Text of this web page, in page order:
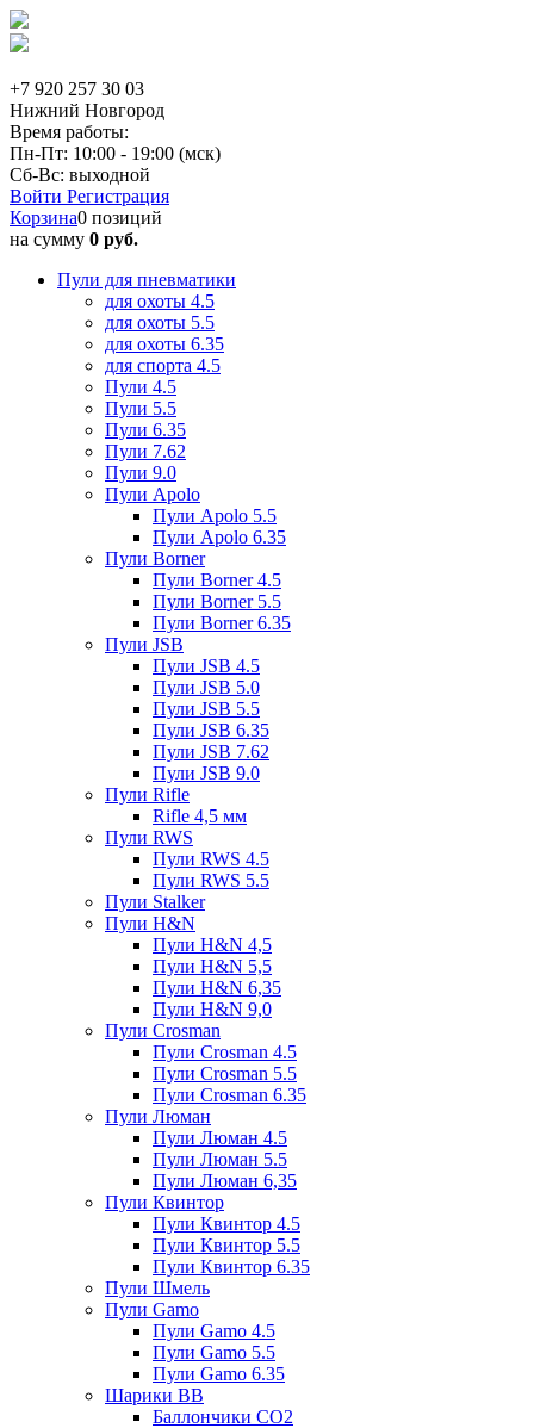
+7 920 257 30 03
Нижний Новгород
Время работы:
Пн-Пт: 10:00 - 19:00 (мск)
Сб-Вс: выходной
Войти Регистрация
Корзина0 позиций
на сумму 0 руб.
Пули для пневматики
для охоты 4.5
для охоты 5.5
для охоты 6.35
для спорта 4.5
Пули 4.5
Пули 5.5
Пули 6.35
Пули 7.62
Пули 9.0
Пули Apolo
Пули Apolo 5.5
Пули Apolo 6.35
Пули Borner
Пули Borner 4.5
Пули Borner 5.5
Пули Borner 6.35
Пули JSB
Пули JSB 4.5
Пули JSB 5.0
Пули JSB 5.5
Пули JSB 6.35
Пули JSB 7.62
Пули JSB 9.0
Пули Rifle
Rifle 4,5 мм
Пули RWS
Пули RWS 4.5
Пули RWS 5.5
Пули Stalker
Пули H&N
Пули H&N 4,5
Пули H&N 5,5
Пули H&N 6,35
Пули H&N 9,0
Пули Crosman
Пули Crosman 4.5
Пули Crosman 5.5
Пули Crosman 6.35
Пули Люман
Пули Люман 4.5
Пули Люман 5.5
Пули Люман 6,35
Пули Квинтор
Пули Квинтор 4.5
Пули Квинтор 5.5
Пули Квинтор 6.35
Пули Шмель
Пули Gamo
Пули Gamo 4.5
Пули Gamo 5.5
Пули Gamo 6.35
Шарики BB
Баллончики CO2